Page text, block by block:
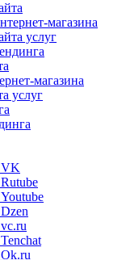
магазина
услуг
магазина
услуг
VK